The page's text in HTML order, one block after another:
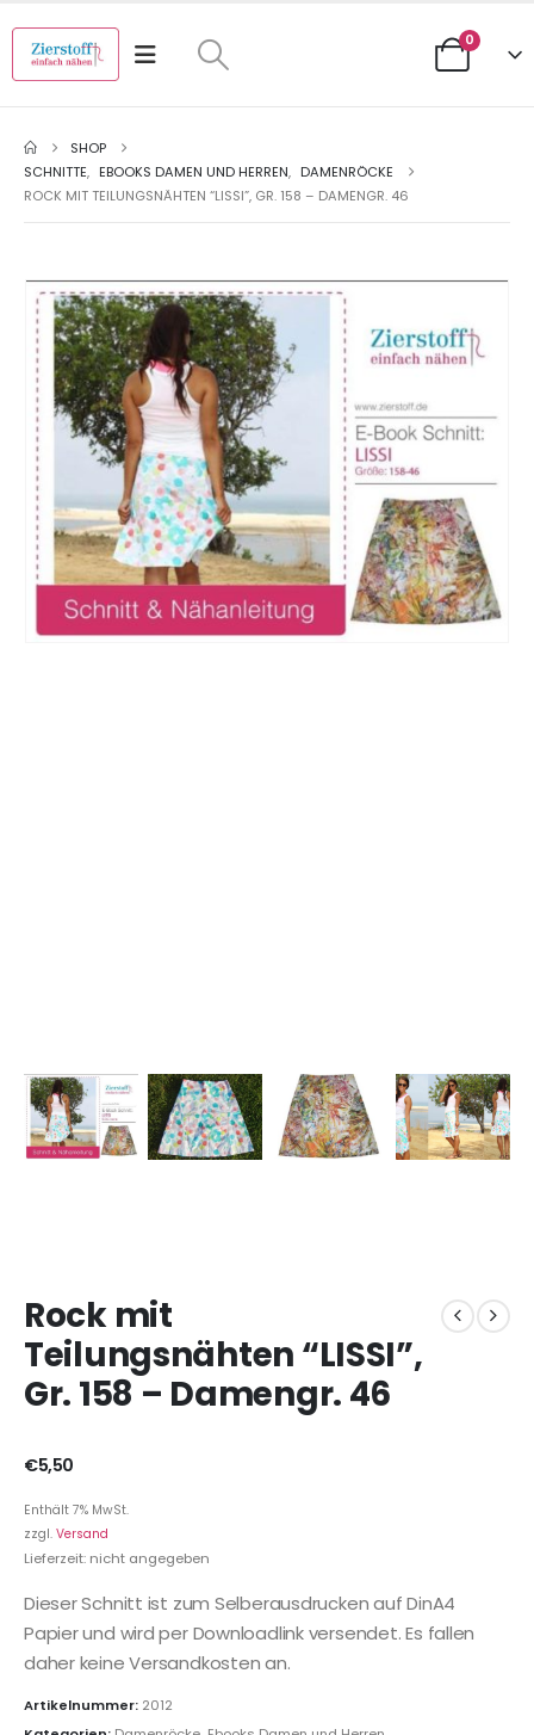
0
SHOP
SCHNITTE, EBOOKS DAMEN UND HERREN, DAMENRÖCKE
ROCK MIT TEILUNGSNÄHTEN “LISSI”, GR. 158 – DAMENGR. 46
Rock mit
Teilungsnähten “LISSI”,
Gr. 158 – Damengr. 46
€5,50
Enthält 7% MwSt.
zzgl. Versand
Lieferzeit: nicht angegeben
Dieser Schnitt ist zum Selberausdrucken auf DinA4
Papier und wird per Downloadlink versendet. Es fallen
daher keine Versandkosten an.
Artikelnummer: 2012